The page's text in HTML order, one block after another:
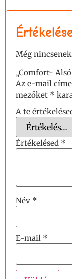
Még
„Comfort-
Az e-mail
mezőket *
A te
Értékelésed *
Név *
E-mail *